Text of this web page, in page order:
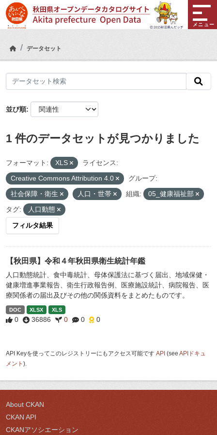
Skip to main content
メニュー
データセット
並び順
1 件のデータセットが見つかりました
フォーマット: XLS
ライセンス:
Creative Commons Attribution 4.0
グループ:
社会保障・衛生
人口・世帯 組織:
05_健康福祉部
タグ:
人口動態
フィルタ結果
【秋田県】令和４年秋田県衛生統計年鑑
人口動態統計、食中毒統計、母体保護法に基づく届出、地域保健・
健康増進事業報告、衛生行政報告例、医療施設統計、病院報告、医
療関係者の届出及びその他の関係資料をまとめたものです。
DOC XLSX XLS
0 36886 0 0 0
API Keyを使ってこのレジストリーにもアクセス可能です API (see APIドキュ
メント ).
About CKAN
CKAN API
CKANアソシエーション